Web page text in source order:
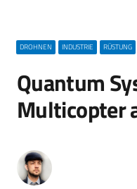
DROHNEN INDUSTRIE RÜSTUNG
Quantum
Multicopter